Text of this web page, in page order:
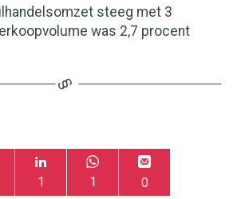
steeg met 3
was 2,7 procent
1 1 0